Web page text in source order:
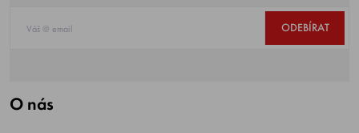
ODEBÍRAT
O nás